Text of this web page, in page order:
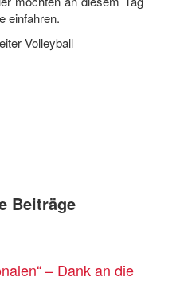
einfahren.
Volleyball
Beiträge
– Dank an die